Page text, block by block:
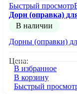
Быстрый просмотр
Дорн (оправка)
В наличии
Дорны (оправки)
Цена:
В избранное
В корзину
Быстрый